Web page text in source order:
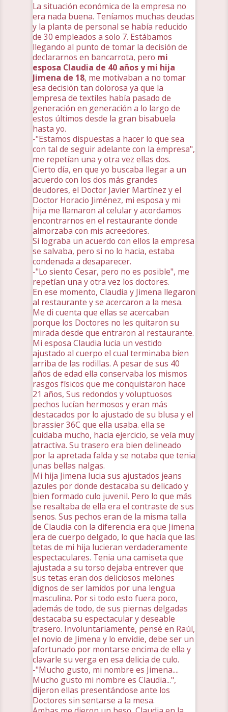
La situación económica de la empresa no
era nada buena. Teníamos muchas deudas
y la planta de personal se había reducido
de 30 empleados a solo 7. Estábamos
llegando al punto de tomar la decisión de
declararnos en bancarrota, pero mi
esposa Claudia de 40 años y mi hija
Jimena de 18, me motivaban a no tomar
esa decisión tan dolorosa ya que la
empresa de textiles había pasado de
generación en generación a lo largo de
estos últimos desde la gran bisabuela
hasta yo.
-"Estamos dispuestas a hacer lo que sea
con tal de seguir adelante con la empresa",
me repetían una y otra vez ellas dos.
Cierto día, en que yo buscaba llegar a un
acuerdo con los dos más grandes
deudores, el Doctor Javier Martínez y el
Doctor Horacio Jiménez, mi esposa y mi
hija me llamaron al celular y acordamos
encontrarnos en el restaurante donde
almorzaba con mis acreedores.
Si lograba un acuerdo con ellos la empresa
se salvaba, pero si no lo hacia, estaba
condenada a desaparecer.
-"Lo siento Cesar, pero no es posible", me
repetían una y otra vez los doctores.
En ese momento, Claudia y Jimena llegaron
al restaurante y se acercaron a la mesa.
Me di cuenta que ellas se acercaban
porque los Doctores no les quitaron su
mirada desde que entraron al restaurante.
Mi esposa Claudia lucia un vestido
ajustado al cuerpo el cual terminaba bien
arriba de las rodillas. A pesar de sus 40
años de edad ella conservaba los mismos
rasgos físicos que me conquistaron hace
21 años, Sus redondos y voluptuosos
pechos lucían hermosos y eran más
destacados por lo ajustado de su blusa y el
brassier 36C que ella usaba. ella se
cuidaba mucho, hacia ejercicio, se veía muy
atractiva. Su trasero era bien delineado
por la apretada falda y se notaba que tenia
unas bellas nalgas.
Mi hija Jimena lucia sus ajustados jeans
azules por donde destacaba su delicado y
bien formado culo juvenil. Pero lo que más
se resaltaba de ella era el contraste de sus
senos. Sus pechos eran de la misma talla
de Claudia con la diferencia era que Jimena
era de cuerpo delgado, lo que hacía que las
tetas de mi hija lucieran verdaderamente
espectaculares. Tenia una camiseta que
ajustada a su torso dejaba entrever que
sus tetas eran dos deliciosos melones
dignos de ser lamidos por una lengua
masculina. Por si todo esto fuera poco,
además de todo, de sus piernas delgadas
destacaba su espectacular y deseable
trasero. Involuntariamente, pensé en Raúl,
el novio de Jimena y lo envidie, debe ser un
afortunado por montarse encima de ella y
clavarle su verga en esa delicia de culo.
-"Mucho gusto, mi nombre es Jimena....
Mucho gusto mi nombre es Claudia...",
dijeron ellas presentándose ante los
Doctores sin sentarse a la mesa.